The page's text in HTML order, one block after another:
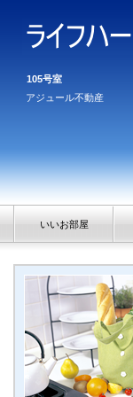
105号室
アジュール不動産
いいお部屋